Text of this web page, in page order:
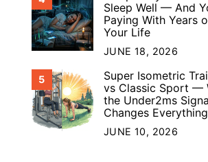
Sleep Well — And
Paying With Years
Your Life
JUNE 18, 2026
5
Super Isometric
vs Classic Sport —
the Under2ms
Changes Everything
JUNE 10, 2026